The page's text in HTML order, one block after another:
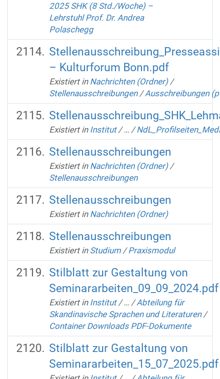
2025 SHK (8 Std./Woche) –
Lehrstuhl Prof. Dr. Andrea
Polaschegg
– Kulturforum Bonn.pdf
Existiert in Nachrichten (Ordner) /
Stellenausschreibungen /Ausschreibungen
Existiert in Institut /… /
Stellenausschreibungen
Existiert in Nachrichten (Ordner) /
Stellenausschreibungen
Stellenausschreibungen
Existiert in Nachrichten (Ordner)
Stellenausschreibungen
Existiert in Studium /Praxismodul
Stilblatt zur Gestaltung von
Seminararbeiten_09_09_2024.pdf
Existiert in Institut /… /Abteilung für
Skandinavische Sprachen und Literaturen /
Container Downloads PDF-Dokumente
Stilblatt zur Gestaltung von
Seminararbeiten_15_07_2025.pdf